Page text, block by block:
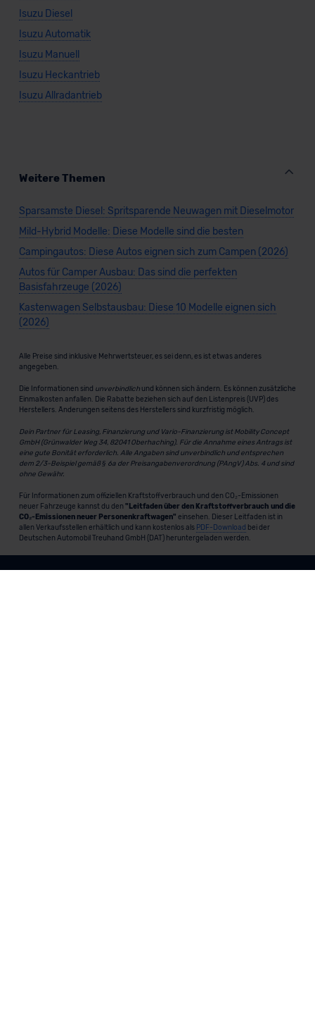
Isuzu Diesel
Isuzu Automatik
Isuzu Manuell
Isuzu Heckantrieb
Isuzu Allradantrieb
Weitere Themen
Sparsamste Diesel: Spritsparende Neuwagen mit Dieselmotor
Mild-Hybrid Modelle: Diese Modelle sind die besten
Campingautos: Diese Autos eignen sich zum Campen (2026)
Autos für Camper Ausbau: Das sind die perfekten
Basisfahrzeuge (2026)
Kastenwagen Selbstausbau: Diese 10 Modelle eignen sich
(2026)
Alle Preise sind inklusive Mehrwertsteuer, es sei denn, es ist etwas anderes
angegeben.
Die Informationen sind unverbindlichund können sich ändern. Es können zusätzliche
Einmalkosten anfallen. Die Rabatte beziehen sich auf den Listenpreis (UVP) des
Herstellers. Änderungen seitens des Herstellers sind kurzfristig möglich.
Dein Partner für Leasing, Finanzierung und Vario-Finanzierung ist Mobility Concept
GmbH (Grünwalder Weg 34, 82041 Oberhaching). Für die Annahme eines Antrags ist
eine gute Bonität erforderlich. Alle Angaben sind unverbindlich und entsprechen
dem 2/3-Beispiel gemäß § 6a der Preisangabenverordnung (PAngV) Abs. 4 und sind
ohne Gewähr.
Für Informationen zum offiziellen Kraftstoffverbrauch und den CO₂-Emissionen
neuer Fahrzeuge kannst du den "Leitfaden über den Kraftstoffverbrauch und die
CO₂-Emissionen neuer Personenkraftwagen" einsehen. Dieser Leitfaden ist in
allen Verkaufsstellen erhältlich und kann kostenlos als PDF-Download bei der
Deutschen Automobil Treuhand GmbH (DAT) heruntergeladen werden.